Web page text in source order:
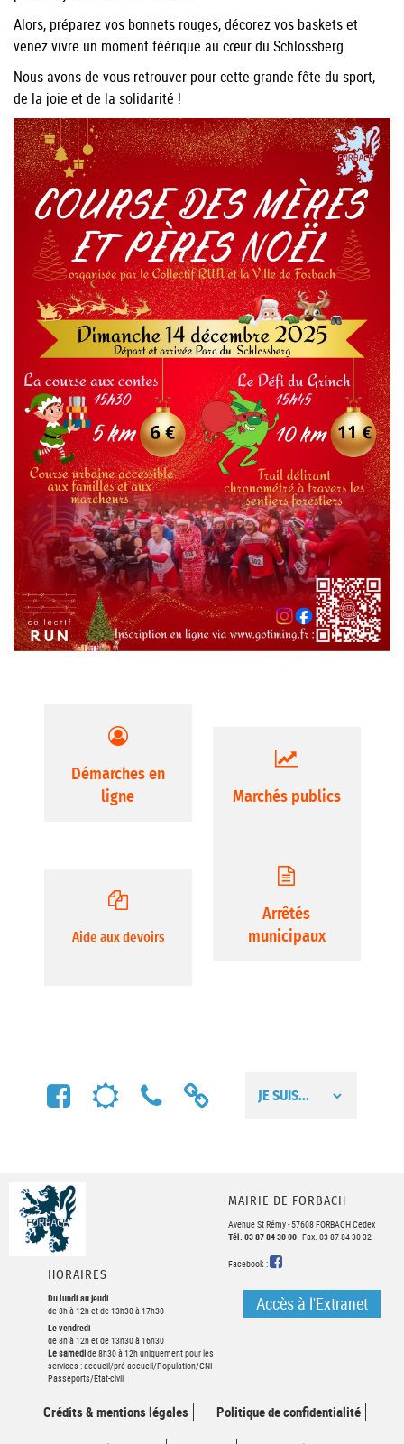
Alors, préparez vos bonnets rouges, décorez vos baskets et
venez vivre un moment féérique au cœur du Schlossberg.
Nous avons de vous retrouver pour cette grande fête du sport,
de la joie et de la solidarité !
Démarches en
ligne
Marchés publics
Aide aux devoirs
Arrêtés
municipaux
MAIRIE DE FORBACH
Avenue St Rémy - 57608 FORBACH Cedex
Tél. 03 87 84 30 00- Fax. 03 87 84 30 32
Facebook : FACEBOOK
Accès à l'Extranet
HORAIRES
Du lundi au jeudi
de 8h à 12h et de 13h30 à 17h30
Le vendredi
de 8h à 12h et de 13h30 à 16h30
Le samedide 8h30 à 12h uniquement pour les
services : accueil/pré-accueil/Population/CNI-
Passeports/Etat-civil
Crédits & mentions légales Politique de confidentialité